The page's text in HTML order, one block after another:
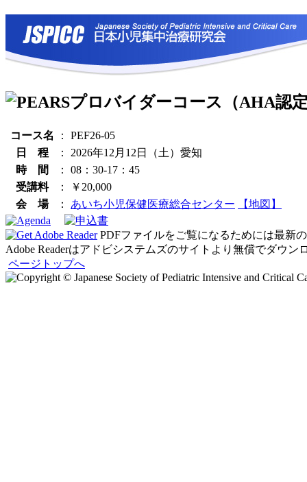
コース名 ：
PEF26-05
日 程
：
2026年12月12日（土）愛知
時 間
：
08：30-17：45
受講料
：
￥20,000
会 場
： あいち小児保健医療総合センター 【地図】
PDFファイルをご覧になるためには最新
Adobe Readerはアドビシステムズのサイトより無償でダウン
ページトップへ